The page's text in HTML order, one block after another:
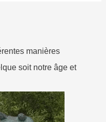
manières
soit notre âge et